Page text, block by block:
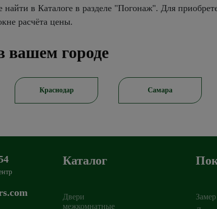
в Каталоге в разделе "Погонаж". Для
расчёта цены.
вашем городе
Краснодар Самара
Каталог
Двери
межкомнатные